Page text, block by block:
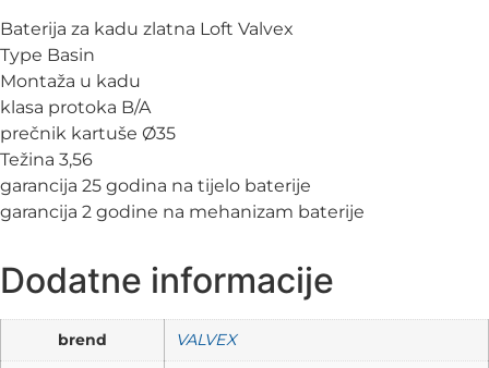
Baterija za kadu zlatna Loft Valvex
Type Basin
Montaža u kadu
klasa protoka B/A
prečnik kartuše Ø35
Težina 3,56
garancija 25 godina na tijelo baterije
garancija 2 godine na mehanizam baterije
Dodatne informacije
brend VALVEX